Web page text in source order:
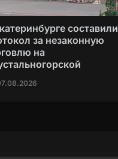
составили
за незаконную
на